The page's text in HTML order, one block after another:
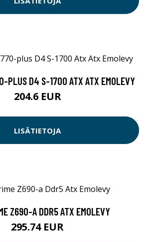
PLUS D4 S-1700 ATX ATX EMOLEVY
204.6 EUR
LISÄTIETOJA
Z690-A DDR5 ATX EMOLEVY
295.74 EUR